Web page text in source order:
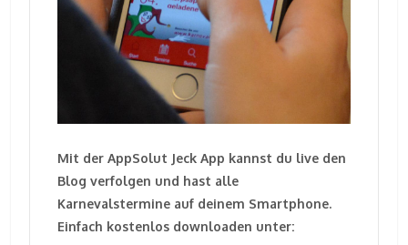
Mit der AppSolut Jeck App kannst du live den
Blog verfolgen und hast alle
Karnevalstermine auf deinem Smartphone.
Einfach kostenlos downloaden unter: